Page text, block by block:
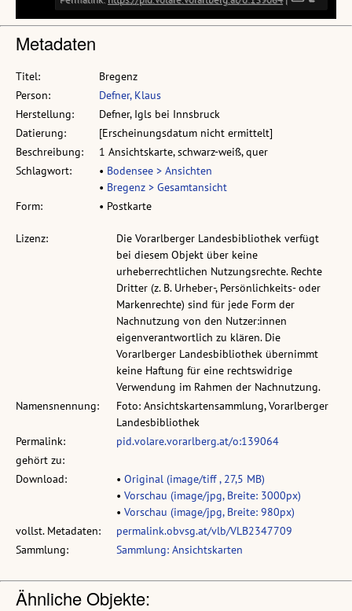
Metadaten
Titel:
Bregenz
Person:
Defner, Klaus
Herstellung:
Defner, Igls bei Innsbruck
Datierung:
[Erscheinungsdatum nicht ermittelt]
Beschreibung:
1 Ansichtskarte, schwarz-weiß, quer
Schlagwort:
• Bodensee > Ansichten
• Bregenz > Gesamtansicht
Form:
• Postkarte
Lizenz:
Die Vorarlberger Landesbibliothek verfügt
bei diesem Objekt über keine
urheberrechtlichen Nutzungsrechte. Rechte
Dritter (z. B. Urheber-, Persönlichkeits- oder
Markenrechte) sind für jede Form der
Nachnutzung von den Nutzer:innen
eigenverantwortlich zu klären. Die
Vorarlberger Landesbibliothek übernimmt
keine Haftung für eine rechtswidrige
Verwendung im Rahmen der Nachnutzung.
Namensnennung:
Foto: Ansichtskartensammlung, Vorarlberger
Landesbibliothek
Permalink:
pid.volare.vorarlberg.at/o:139064
gehört zu:
Download:
• Original (image/tiff , 27,5 MB)
• Vorschau (image/jpg, Breite: 3000px)
• Vorschau (image/jpg, Breite: 980px)
vollst. Metadaten:
permalink.obvsg.at/vlb/VLB2347709
Sammlung:
Sammlung: Ansichtskarten
Ähnliche Objekte: